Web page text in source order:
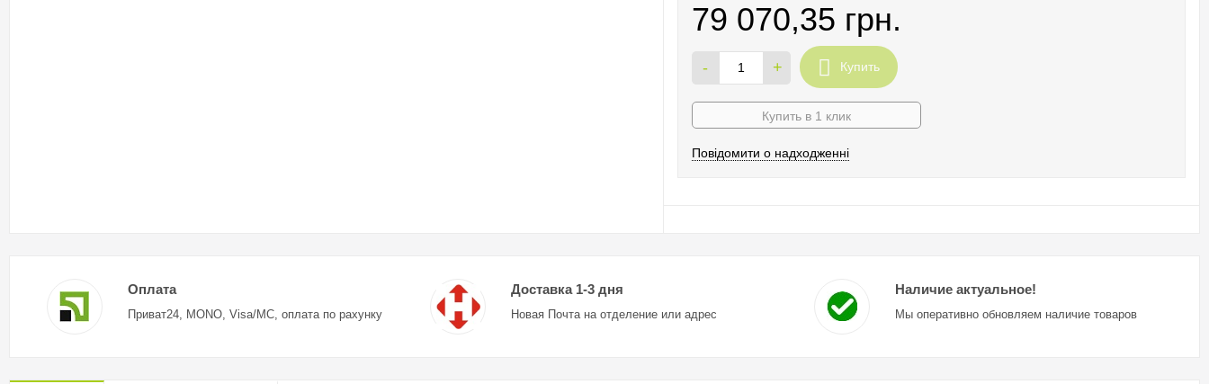
79 070,35 грн.
- + Купить
Купить в 1 клик
Повідомити о надходженні
Оплата
Приват24, MONO, Visa/MC, оплата по рахунку
Доставка 1-3 дня
Новая Почта на отделение или адрес
Наличие актуальное!
Мы оперативно обновляем наличие товаров